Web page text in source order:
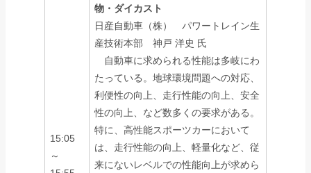
15:05
～
物・ダイカスト
日産自動車（株） パワートレイン生
産技術本部 神戸 洋史 氏
自動車に求められる性能は多岐にわ
たっている。地球環境問題への対応、
利便性の向上、走行性能の向上、安全
性の向上、など数多くの要求がある。
特に、高性能スポーツカーにおいて
は、走行性能の向上、軽量化など、従
来にないレベルでの性能向上が求めら